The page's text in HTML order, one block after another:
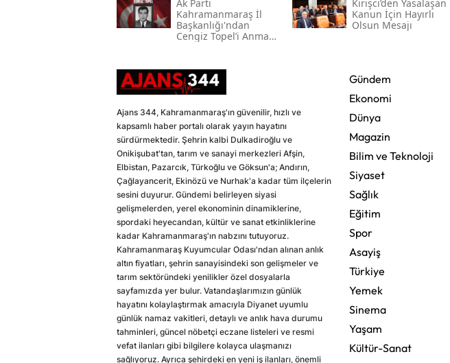
Ak Parti
Kahramanmaraş İl
Başkanlığı'ndan
Cengiz Topel’i Anma
Kirişci’den Yasalaşan
Kanun İçin Hayırlı
Olsun Mesajı
Ajans 344, Kahramanmaraş'ın güvenilir, hızlı ve
kapsamlı haber portalı olarak yayın hayatını
sürdürmektedir. Şehrin kalbi Dulkadiroğlu ve
Onikişubat'tan, tarım ve sanayi merkezleri Afşin,
Elbistan, Pazarcık, Türkoğlu ve Göksun'a; Andırın,
Çağlayancerit, Ekinözü ve Nurhak'a kadar tüm ilçelerin
sesini duyurur. Gündemi belirleyen siyasi
gelişmelerden, yerel ekonominin dinamiklerine,
spordaki heyecandan, kültür ve sanat etkinliklerine
kadar Kahramanmaraş'ın nabzını tutuyoruz.
Kahramanmaraş Kuyumcular Odası'ndan alınan anlık
altın fiyatları, şehrin sanayisindeki son gelişmeler ve
tarım sektöründeki yenilikler özel dosyalarla
sayfamızda yer bulur. Vatandaşlarımızın günlük
hayatını kolaylaştırmak amacıyla Diyanet uyumlu
günlük namaz vakitleri, detaylı ve anlık hava durumu
tahminleri, güncel nöbetçi eczane listeleri ve resmi
vefat ilanları gibi bilgilere kolayca ulaşmanızı
sağlıyoruz. Ayrıca şehirdeki en yeni iş ilanları, önemli
Gündem
Ekonomi
Dünya
Magazin
Bilim ve Teknoloji
Siyaset
Sağlık
Eğitim
Spor
Asayiş
Türkiye
Yemek
Sinema
Yaşam
Kültür-Sanat